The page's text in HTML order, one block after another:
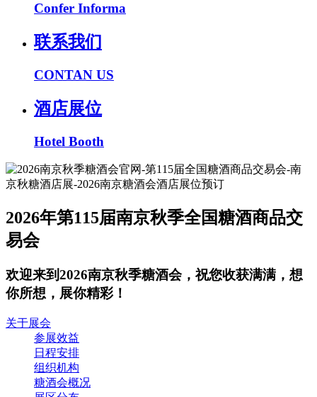
Confer Informa
联系我们
CONTAN US
酒店展位
Hotel Booth
2026年第115届南京秋季全国糖酒商品交
易会
欢迎来到2026南京秋季糖酒会，祝您收获满满，想
你所想，展你精彩！
关于展会
参展效益
日程安排
组织机构
糖酒会概况